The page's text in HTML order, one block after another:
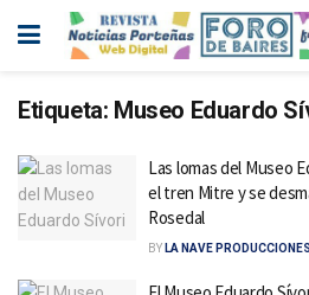
Etiqueta: Museo Eduardo
Las lomas del Museo
el tren Mitre y se
Rosedal
BY LA NAVE PRODUCCIONES